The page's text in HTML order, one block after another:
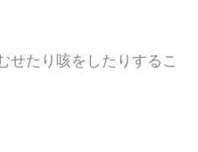
たり咳をしたりするこ